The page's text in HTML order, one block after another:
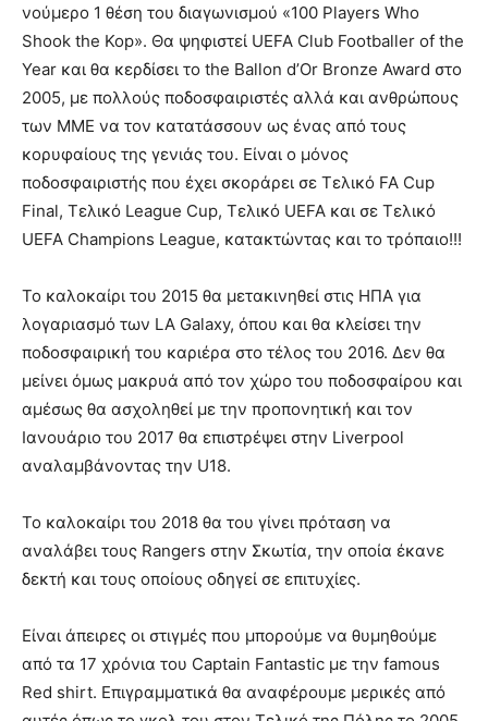
νούμερο 1 θέση του διαγωνισμού «100 Players Who
Shook the Kop». Θα ψηφιστεί UEFA Club Footballer of the
Year και θα κερδίσει το the Ballon d’Or Bronze Award στο
2005, με πολλούς ποδοσφαιριστές αλλά και ανθρώπους
των ΜΜΕ να τον κατατάσσουν ως ένας από τους
κορυφαίους της γενιάς του. Είναι ο μόνος
ποδοσφαιριστής που έχει σκοράρει σε Τελικό FA Cup
Final, Τελικό League Cup, Τελικό UEFA και σε Τελικό
UEFA Champions League, κατακτώντας και το τρόπαιο!!!
Το καλοκαίρι του 2015 θα μετακινηθεί στις ΗΠΑ για
λογαριασμό των LA Galaxy, όπου και θα κλείσει την
ποδοσφαιρική του καριέρα στο τέλος του 2016. Δεν θα
μείνει όμως μακρυά από τον χώρο του ποδοσφαίρου και
αμέσως θα ασχοληθεί με την προπονητική και τον
Ιανουάριο του 2017 θα επιστρέψει στην Liverpool
αναλαμβάνοντας την U18.
Το καλοκαίρι του 2018 θα του γίνει πρόταση να
αναλάβει τους Rangers στην Σκωτία, την οποία έκανε
δεκτή και τους οποίους οδηγεί σε επιτυχίες.
Είναι άπειρες οι στιγμές που μπορούμε να θυμηθούμε
από τα 17 χρόνια του Captain Fantastic με την famous
Red shirt. Επιγραμματικά θα αναφέρουμε μερικές από